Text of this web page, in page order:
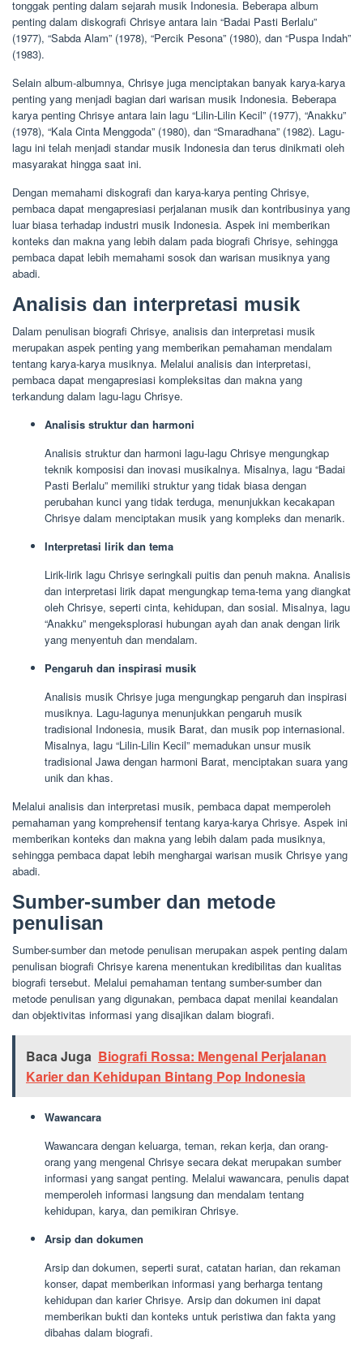
tonggak penting dalam sejarah musik Indonesia. Beberapa album
penting dalam diskografi Chrisye antara lain “Badai Pasti Berlalu”
(1977), “Sabda Alam” (1978), “Percik Pesona” (1980), dan “Puspa Indah”
(1983).
Selain album-albumnya, Chrisye juga menciptakan banyak karya-karya
penting yang menjadi bagian dari warisan musik Indonesia. Beberapa
karya penting Chrisye antara lain lagu “Lilin-Lilin Kecil” (1977), “Anakku”
(1978), “Kala Cinta Menggoda” (1980), dan “Smaradhana” (1982). Lagu-
lagu ini telah menjadi standar musik Indonesia dan terus dinikmati oleh
masyarakat hingga saat ini.
Dengan memahami diskografi dan karya-karya penting Chrisye,
pembaca dapat mengapresiasi perjalanan musik dan kontribusinya yang
luar biasa terhadap industri musik Indonesia. Aspek ini memberikan
konteks dan makna yang lebih dalam pada biografi Chrisye, sehingga
pembaca dapat lebih memahami sosok dan warisan musiknya yang
abadi.
Analisis dan interpretasi musik
Dalam penulisan biografi Chrisye, analisis dan interpretasi musik
merupakan aspek penting yang memberikan pemahaman mendalam
tentang karya-karya musiknya. Melalui analisis dan interpretasi,
pembaca dapat mengapresiasi kompleksitas dan makna yang
terkandung dalam lagu-lagu Chrisye.
Analisis struktur dan harmoni
Analisis struktur dan harmoni lagu-lagu Chrisye mengungkap
teknik komposisi dan inovasi musikalnya. Misalnya, lagu “Badai
Pasti Berlalu” memiliki struktur yang tidak biasa dengan
perubahan kunci yang tidak terduga, menunjukkan kecakapan
Chrisye dalam menciptakan musik yang kompleks dan menarik.
Interpretasi lirik dan tema
Lirik-lirik lagu Chrisye seringkali puitis dan penuh makna. Analisis
dan interpretasi lirik dapat mengungkap tema-tema yang diangkat
oleh Chrisye, seperti cinta, kehidupan, dan sosial. Misalnya, lagu
“Anakku” mengeksplorasi hubungan ayah dan anak dengan lirik
yang menyentuh dan mendalam.
Pengaruh dan inspirasi musik
Analisis musik Chrisye juga mengungkap pengaruh dan inspirasi
musiknya. Lagu-lagunya menunjukkan pengaruh musik
tradisional Indonesia, musik Barat, dan musik pop internasional.
Misalnya, lagu “Lilin-Lilin Kecil” memadukan unsur musik
tradisional Jawa dengan harmoni Barat, menciptakan suara yang
unik dan khas.
Melalui analisis dan interpretasi musik, pembaca dapat memperoleh
pemahaman yang komprehensif tentang karya-karya Chrisye. Aspek ini
memberikan konteks dan makna yang lebih dalam pada musiknya,
sehingga pembaca dapat lebih menghargai warisan musik Chrisye yang
abadi.
Sumber-sumber dan metode
penulisan
Sumber-sumber dan metode penulisan merupakan aspek penting dalam
penulisan biografi Chrisye karena menentukan kredibilitas dan kualitas
biografi tersebut. Melalui pemahaman tentang sumber-sumber dan
metode penulisan yang digunakan, pembaca dapat menilai keandalan
dan objektivitas informasi yang disajikan dalam biografi.
Baca Juga Biografi Rossa: Mengenal Perjalanan
Karier dan Kehidupan Bintang Pop Indonesia
Wawancara
Wawancara dengan keluarga, teman, rekan kerja, dan orang-
orang yang mengenal Chrisye secara dekat merupakan sumber
informasi yang sangat penting. Melalui wawancara, penulis dapat
memperoleh informasi langsung dan mendalam tentang
kehidupan, karya, dan pemikiran Chrisye.
Arsip dan dokumen
Arsip dan dokumen, seperti surat, catatan harian, dan rekaman
konser, dapat memberikan informasi yang berharga tentang
kehidupan dan karier Chrisye. Arsip dan dokumen ini dapat
memberikan bukti dan konteks untuk peristiwa dan fakta yang
dibahas dalam biografi.